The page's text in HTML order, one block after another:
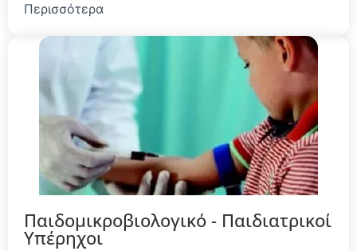
Περισσότερα
Παιδομικροβιολογικό - Παιδιατρικοί
Υπέρηχοι